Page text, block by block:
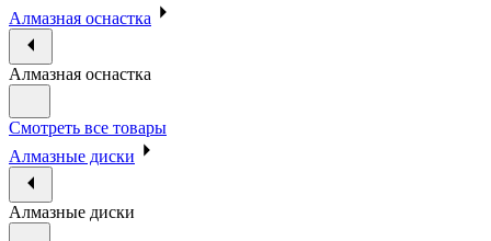
Алмазная оснастка
Алмазная оснастка
Смотреть все товары
Алмазные диски
Алмазные диски